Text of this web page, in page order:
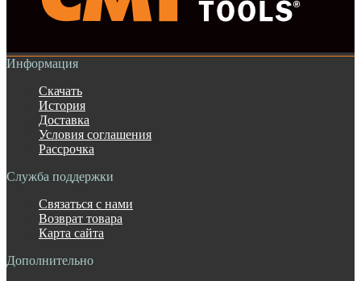
Информация
Скачать
История
Доставка
Условия соглашения
Рассрочка
Служба поддержки
Связаться с нами
Возврат товара
Карта сайта
Дополнительно